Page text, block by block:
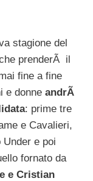
stagione del
prenderÃ il
fine a fine
e donne andrÃ
: prime tre
e Cavalieri,
e poi
fornato da
e Cristian